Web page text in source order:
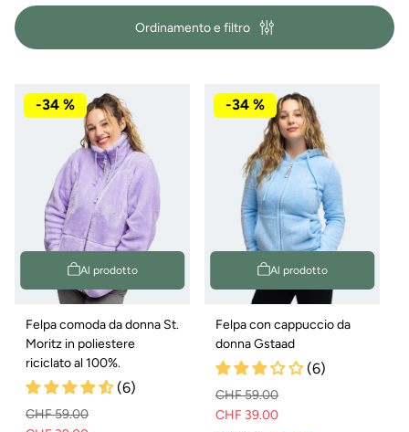
i
Ordinamento e filtro
Al prodotto
-34 %
Felpa comoda da donna St.
Moritz in poliestere
riciclato al 100%.
(6)
CHF 59.00
Al prodotto
-34 %
Felpa con cappuccio da
donna Gstaad
(6)
Prezzo
CHF 59.00
Prezzo
CHF 39.00